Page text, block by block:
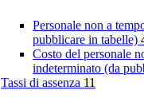
Personale non a
pubblicare in tabelle)
Costo del personale
indeterminato (da
Tassi di assenza 11